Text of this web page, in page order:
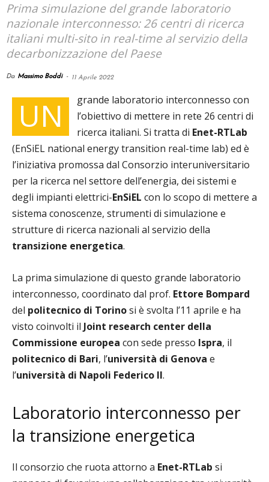
Prima simulazione del grande laboratorio
nazionale interconnesso: 26 centri di ricerca
italiani multi-sito in real-time al servizio della
decarbonizzazione del Paese
Da Massimo Boddi - 11 Aprile 2022
UN
grande laboratorio interconnesso con
l’obiettivo di mettere in rete 26 centri di
ricerca italiani. Si tratta di Enet-RTLab
(EnSiEL national energy transition real-time lab) ed è
l’iniziativa promossa dal Consorzio interuniversitario
per la ricerca nel settore dell’energia, dei sistemi e
degli impianti elettrici-EnSiEL con lo scopo di mettere a
sistema conoscenze, strumenti di simulazione e
strutture di ricerca nazionali al servizio della
transizione energetica.
La prima simulazione di questo grande laboratorio
interconnesso, coordinato dal prof. Ettore Bompard
del politecnico di Torinosi è svolta l’11 aprile e ha
visto coinvolti il Joint research center della
Commissione europea con sede presso Ispra, il
politecnico di Bari, l’università di Genova e
l’università di Napoli Federico II.
Laboratorio interconnesso per
la transizione energetica
Il consorzio che ruota attorno a Enet-RTLab si